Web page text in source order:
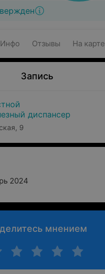
Инфо Отзывы На карте
Запись
диспансер
9
2024
мнением